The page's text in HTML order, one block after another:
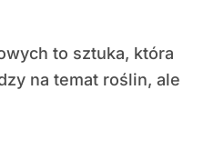
na temat roślin, ale